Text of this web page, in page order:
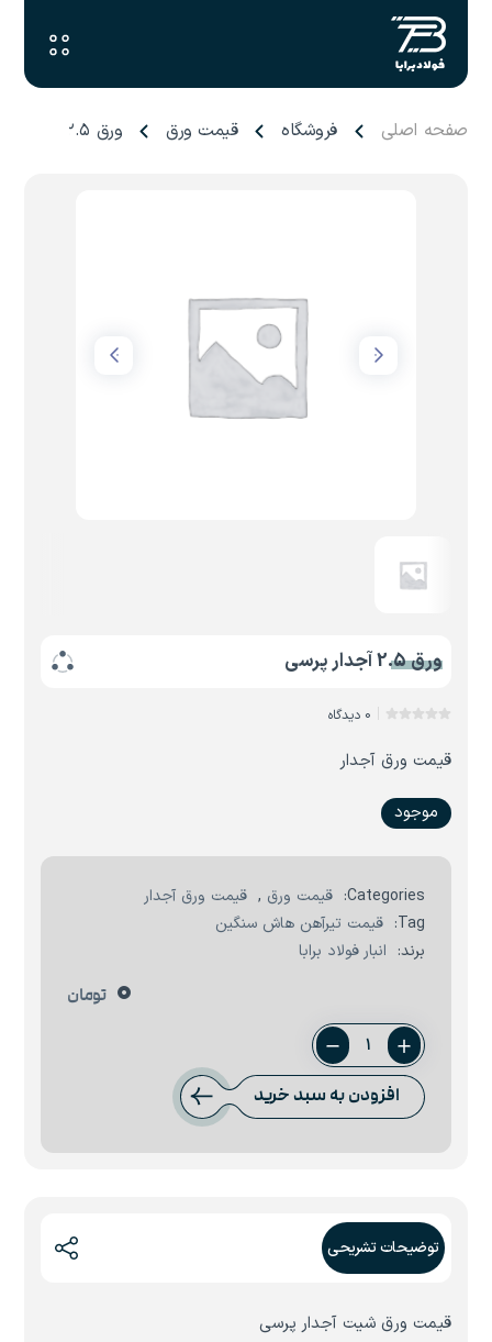
صفحه اصلی فروشگاه قیمت ورق ورق ۲.۵ آجدار پرسی
ورق 2.5 آجدار پرسی
0 دیدگاه
قیمت ورق آجدار
موجود
Categories: قیمت ورق , قیمت ورق آجدار
Tag:
قیمت تیرآهن هاش سنگین
برند: انبار فولاد برابا
0 تومان
ورق
2.5
آجدار
افزودن به سبد خرید
توضیحات تشریحی
قیمت ورق شیت آجدار پرسی